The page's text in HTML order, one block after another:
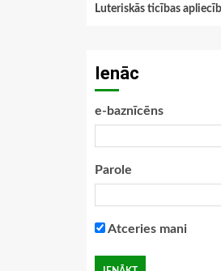
Luteriskās ticības
Ienāc
e-baznīcēns
Parole
Atceries mani